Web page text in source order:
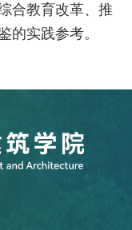
合教育改革、推
的实践参考。